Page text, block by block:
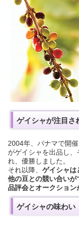
ゲイシャが注目さ
2004年、パナマで開
がゲイシャを出品し
れ、優勝しました。
それ以降、 ゲイシャは
他の豆との競い合い
品評会とオークション
ゲイシャの味わい